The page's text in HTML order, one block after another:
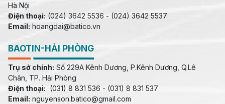
Hà Nội
Điện thoại: (024) 3642 5536 - (024) 3642 5537
Email: hoangdai@batico.vn
BAOTIN-HẢI PHÒNG
Trụ sở chính: Số 229A Kênh Dương, P.Kênh Dương, Q.Lê
Chân, TP. Hải Phòng
Điện thoại: (031) 8 831 536 - (031) 8 831 537
Email: nguyenson.batico@gmail.com